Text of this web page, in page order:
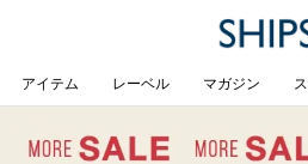
アイテム レーベル マガジン